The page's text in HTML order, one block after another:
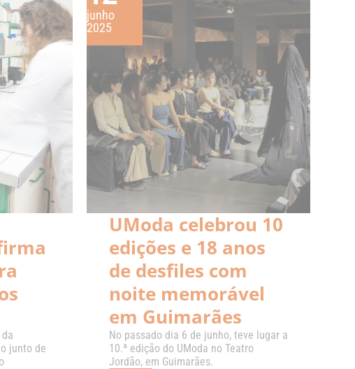
junto de
junho
2025
UModa celebrou 10
edições e 18 anos
de desfiles com
noite memorável
em Guimarães
No passado dia 6 de junho, teve lugar a
10.ª edição do UModa no Teatro
Jordão, em Guimarães.